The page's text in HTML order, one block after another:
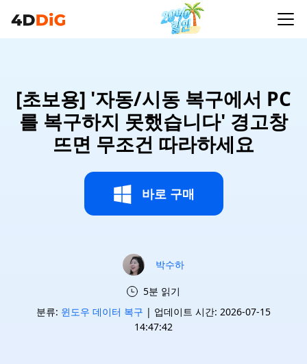
[초보용] '자동/시동 복구에서 PC
를 복구하지 못했습니다' 경고창
뜨면 무조건 따라하세요
바로 구매
박수하
5분 읽기
분류: 윈도우 데이터 복구 | 업데이트 시간: 2026-07-15
14:47:42